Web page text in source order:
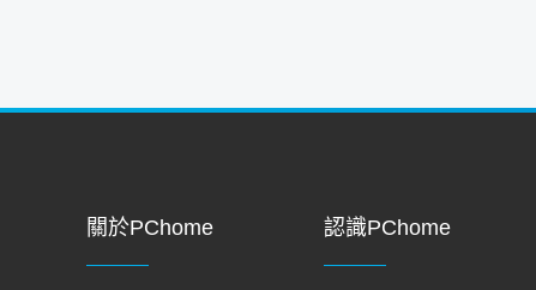
關於PChome 認識PChome